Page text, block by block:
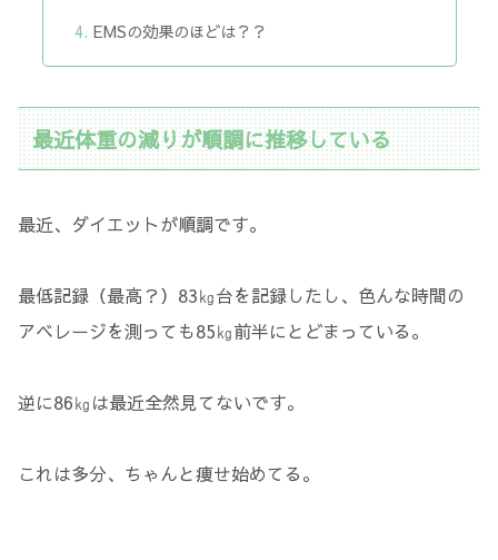
EMSの効果のほどは？？
最近体重の減りが順調に推移している
最近、ダイエットが順調です。
最低記録（最高？）83㎏台を記録したし、色んな時間の
アベレージを測っても85㎏前半にとどまっている。
逆に86㎏は最近全然見てないです。
これは多分、ちゃんと痩せ始めてる。